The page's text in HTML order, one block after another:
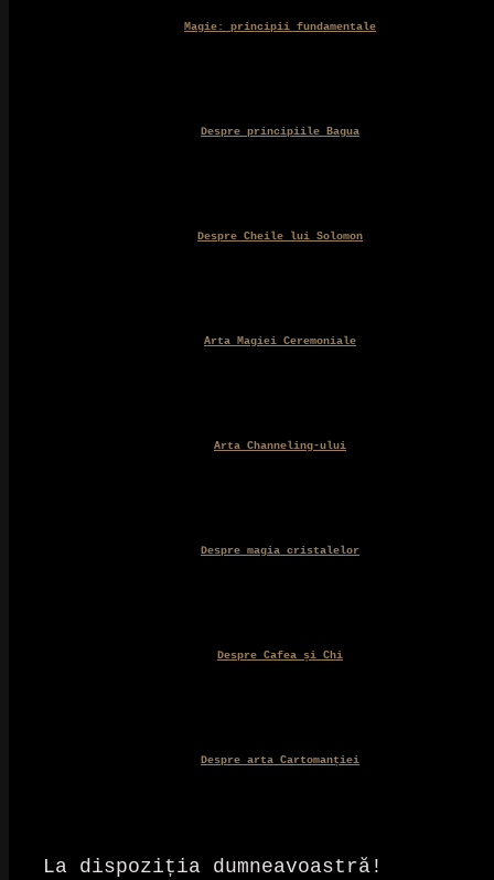
Magie: principii fundamentale
Despre principiile Bagua
Despre Cheile lui Solomon
Arta Magiei Ceremoniale
Arta Channeling-ului
Despre magia cristalelor
Despre Cafea și Chi
Despre arta Cartomanției
La dispoziția dumneavoastră!